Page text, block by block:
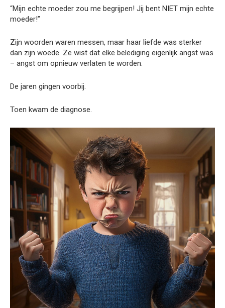
“Mijn echte moeder zou me begrijpen! Jij bent NIET mijn echte
moeder!”
Zijn woorden waren messen, maar haar liefde was sterker
dan zijn woede. Ze wist dat elke belediging eigenlijk angst was
– angst om opnieuw verlaten te worden.
De jaren gingen voorbij.
Toen kwam de diagnose.